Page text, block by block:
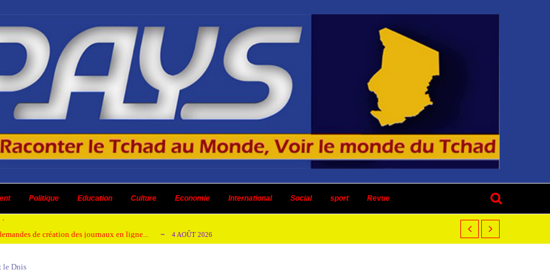
Politique Education Culture Economie International Social sport Revue
AOÛT 2026
honorer son ancien leader 2 AOÛT 2026
de création des journaux en ligne... 4 AOÛT 2026
un dividende ni une quelconque plus-...
le Dnis